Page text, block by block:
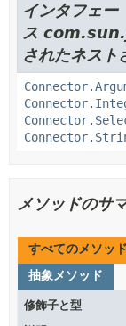
インタフェー
ス
されたネスト
メソッドのサ
すべてのメソッド
抽象メソッド
修飾子と型